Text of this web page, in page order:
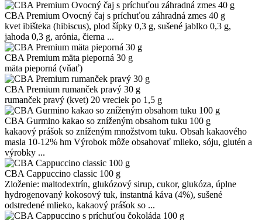
CBA Premium Ovocný čaj s príchuťou záhradná zmes 40 g
kvet ibišteka (hibiscus), plod šípky 0,3 g, sušené jablko 0,3 g,
jahoda 0,3 g, arónia, čierna ...
CBA Premium mäta pieporná 30 g
mäta pieporná (vňať)
CBA Premium rumanček pravý 30 g
rumanček pravý (kvet) 20 vreciek po 1,5 g
CBA Gurmino kakao so zníženým obsahom tuku 100 g
kakaový prášok so zníženým množstvom tuku. Obsah kakaového
masla 10-12% hm Výrobok môže obsahovať mlieko, sóju, glutén a
výrobky ...
CBA Cappuccino classic 100 g
Zloženie: maltodextrín, glukózový sirup, cukor, glukóza, úplne
hydrogenovaný kokosový tuk, instantná káva (4%), sušené
odstredené mlieko, kakaový prášok so ...